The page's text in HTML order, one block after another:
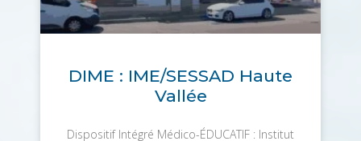
DIME : IME/SESSAD Haute
Vallée
Dispositif Intégré Médico-ÉDUCATIF : Institut